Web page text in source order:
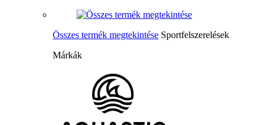
Összes termék megtekintése Sportfelszerelések
Márkák